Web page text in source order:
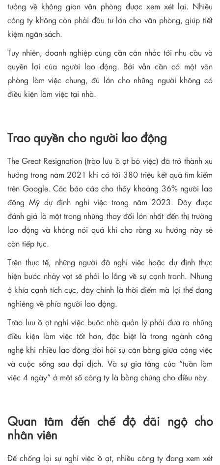
tưởng về không gian văn phòng được xem xét lại. Nhiều
công ty không còn phải đầu tư lớn cho văn phòng, giúp tiết
kiệm ngân sách.
Tuy nhiên, doanh nghiệp cũng cần cân nhắc tới nhu cầu và
quyền lợi của người lao động. Bởi vẫn cần có một văn
phòng làm việc chung, đủ lớn cho những người không có
điều kiện làm việc tại nhà.
Trao quyền cho người lao động
The Great Resignation (trào lưu ồ ạt bỏ việc) đã trở thành xu
hướng trong năm 2021 khi có tới 380 triệu kết quả tìm kiếm
trên Google. Các báo cáo cho thấy khoảng 36% người lao
động Mỹ dự định nghỉ việc trong năm 2023. Đây được
đánh giá là một trong những thay đổi lớn nhất đến thị trường
lao động và không nói quá khi cho rằng xu hướng này sẽ
còn tiếp tục.
Trên thực tế, những người đã nghỉ việc hoặc dự định thực
hiện bước nhảy vọt sẽ phải lo lắng về sự cạnh tranh. Nhưng
ở khía cạnh tích cực, đây chính là thời điểm mà lợi thế đang
nghiêng về phía người lao động.
Trào lưu ồ ạt nghỉ việc buộc nhà quản lý phải đưa ra những
điều kiện làm việc tốt hơn, đặc biệt là trong ngành công
nghệ khi nhiều lao động đòi hỏi sự cân bằng giữa công việc
và cuộc sống sau đại dịch. Và sự gia tăng của “tuần làm
việc 4 ngày” ở một số công ty là bằng chứng cho điều này.
Quan tâm đến chế độ đãi ngộ cho
nhân viên
Để chống lại sự nghỉ việc ồ ạt, nhiều công ty đang xem xét